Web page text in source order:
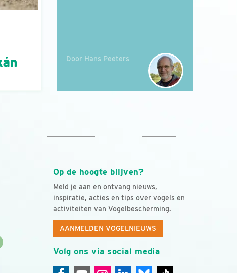
Door Hans Peeters
Op de hoogte blijven?
Meld je aan en ontvang nieuws,
inspiratie, acties en tips over vogels en
activiteiten van Vogelbescherming.
AANMELDEN VOGELNIEUWS
Volg ons via social media